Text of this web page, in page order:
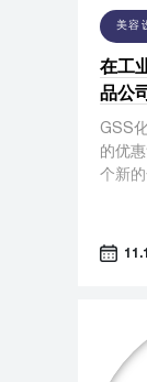
美容
在工
品公
GSS
的优
个新的